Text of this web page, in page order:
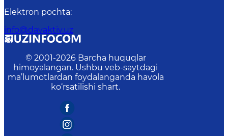
Elektron pochta:
info@davaktiv.uz
© 2001-2026 Barcha huquqlar
himoyalangan. Ushbu veb-saytdagi
ma’lumotlardan foydalanganda havola
ko‘rsatilishi shart.